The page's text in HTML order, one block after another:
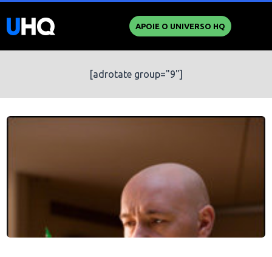
APOIE O UNIVERSO HQ
[adrotate group="9"]